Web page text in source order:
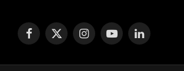
Facebook
X
InstagramYouTubeLinkedIn